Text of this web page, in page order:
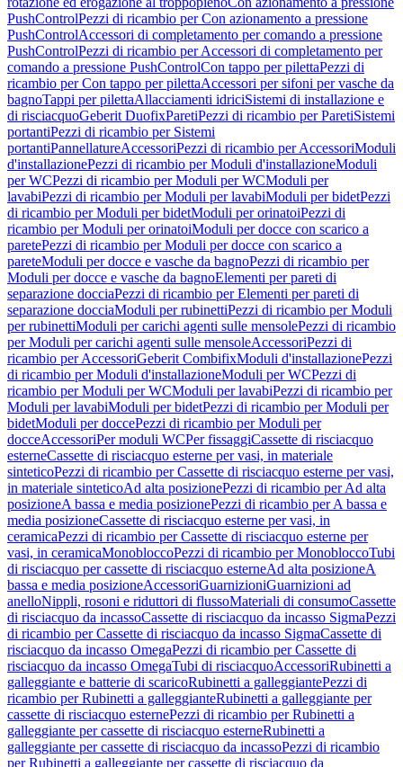
PushControlPezzi di ricambio per Con azionamento a pressione
PushControlAccessori di completamento per comando a pressione
PushControlPezzi di ricambio per Accessori di completamento per
comando a pressione PushControlCon tappo per pilettaPezzi di
ricambio per Con tappo per pilettaAccessori per sifoni per vasche da
bagnoTappi per pilettaAllacciamenti idriciSistemi di installazione e
di risciacquoGeberit DuofixParetiPezzi di ricambio per ParetiSistemi
portantiPezzi di ricambio per Sistemi
portantiPannellatureAccessoriPezzi di ricambio per AccessoriModuli
d'installazionePezzi di ricambio per Moduli d'installazioneModuli
per WCPezzi di ricambio per Moduli per WCModuli per
lavabiPezzi di ricambio per Moduli per lavabiModuli per bidetPezzi
di ricambio per Moduli per bidetModuli per orinatoiPezzi di
ricambio per Moduli per orinatoiModuli per docce con scarico a
paretePezzi di ricambio per Moduli per docce con scarico a
pareteModuli per docce e vasche da bagnoPezzi di ricambio per
Moduli per docce e vasche da bagnoElementi per pareti di
separazione docciaPezzi di ricambio per Elementi per pareti di
separazione docciaModuli per rubinettiPezzi di ricambio per Moduli
per rubinettiModuli per carichi agenti sulle mensolePezzi di ricambio
per Moduli per carichi agenti sulle mensoleAccessoriPezzi di
ricambio per AccessoriGeberit CombifixModuli d'installazionePezzi
di ricambio per Moduli d'installazioneModuli per WCPezzi di
ricambio per Moduli per WCModuli per lavabiPezzi di ricambio per
Moduli per lavabiModuli per bidetPezzi di ricambio per Moduli per
bidetModuli per doccePezzi di ricambio per Moduli per
docceAccessoriPer moduli WCPer fissaggiCassette di risciacquo
esterneCassette di risciacquo esterne per vasi, in materiale
sinteticoPezzi di ricambio per Cassette di risciacquo esterne per vasi,
in materiale sinteticoAd alta posizionePezzi di ricambio per Ad alta
posizioneA bassa e media posizionePezzi di ricambio per A bassa e
media posizioneCassette di risciacquo esterne per vasi, in
ceramicaPezzi di ricambio per Cassette di risciacquo esterne per
vasi, in ceramicaMonobloccoPezzi di ricambio per MonobloccoTubi
di risciacquo per cassette di risciacquo esterneAd alta posizioneA
bassa e media posizioneAccessoriGuarnizioniGuarnizioni ad
anelloNippli, rosoni e riduttori di flussoMateriali di consumoCassette
di risciacquo da incassoCassette di risciacquo da incasso SigmaPezzi
di ricambio per Cassette di risciacquo da incasso SigmaCassette di
risciacquo da incasso OmegaPezzi di ricambio per Cassette di
risciacquo da incasso OmegaTubi di risciacquoAccessoriRubinetti a
galleggiante e batterie di scaricoRubinetti a galleggiantePezzi di
ricambio per Rubinetti a galleggianteRubinetti a galleggiante per
cassette di risciacquo esternePezzi di ricambio per Rubinetti a
galleggiante per cassette di risciacquo esterneRubinetti a
galleggiante per cassette di risciacquo da incassoPezzi di ricambio
per Rubinetti a galleggiante per cassette di risciacquo da